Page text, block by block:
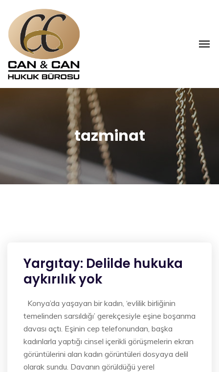
tazminat
Yargıtay: Delilde hukuka
aykırılık yok
Konya’da yaşayan bir kadın, ‘evlilik birliğinin
temelinden sarsıldığı’ gerekçesiyle eşine boşanma
davası açtı. Eşinin cep telefonundan, başka
kadınlarla yaptığı cinsel içerikli görüşmelerin ekran
görüntülerini alan kadın görüntüleri dosyaya delil
olarak sundu. Davanın görüldüğü yerel